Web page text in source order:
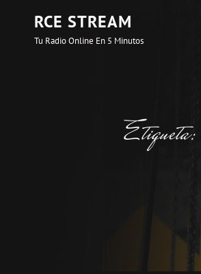
RCE STREAM
Tu Radio Online En 5 Minutos
Etiqueta: